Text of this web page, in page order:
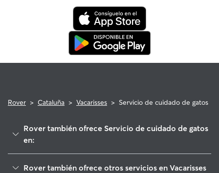
programa de reembolso de la Garantía Rover para asistencia
veterinaria que cumpla con los requisitos.
Rover > Cataluña > Vacarisses > Servicio de cuidado de gatos
Rover también ofrece Servicio de cuidado de gatos
en:
Rover también ofrece otros servicios en Vacarisses